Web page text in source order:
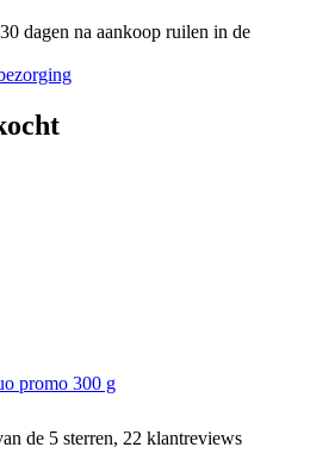
dagen na aankoop ruilen in de
promo 300 g
de 5 sterren, 22 klantreviews